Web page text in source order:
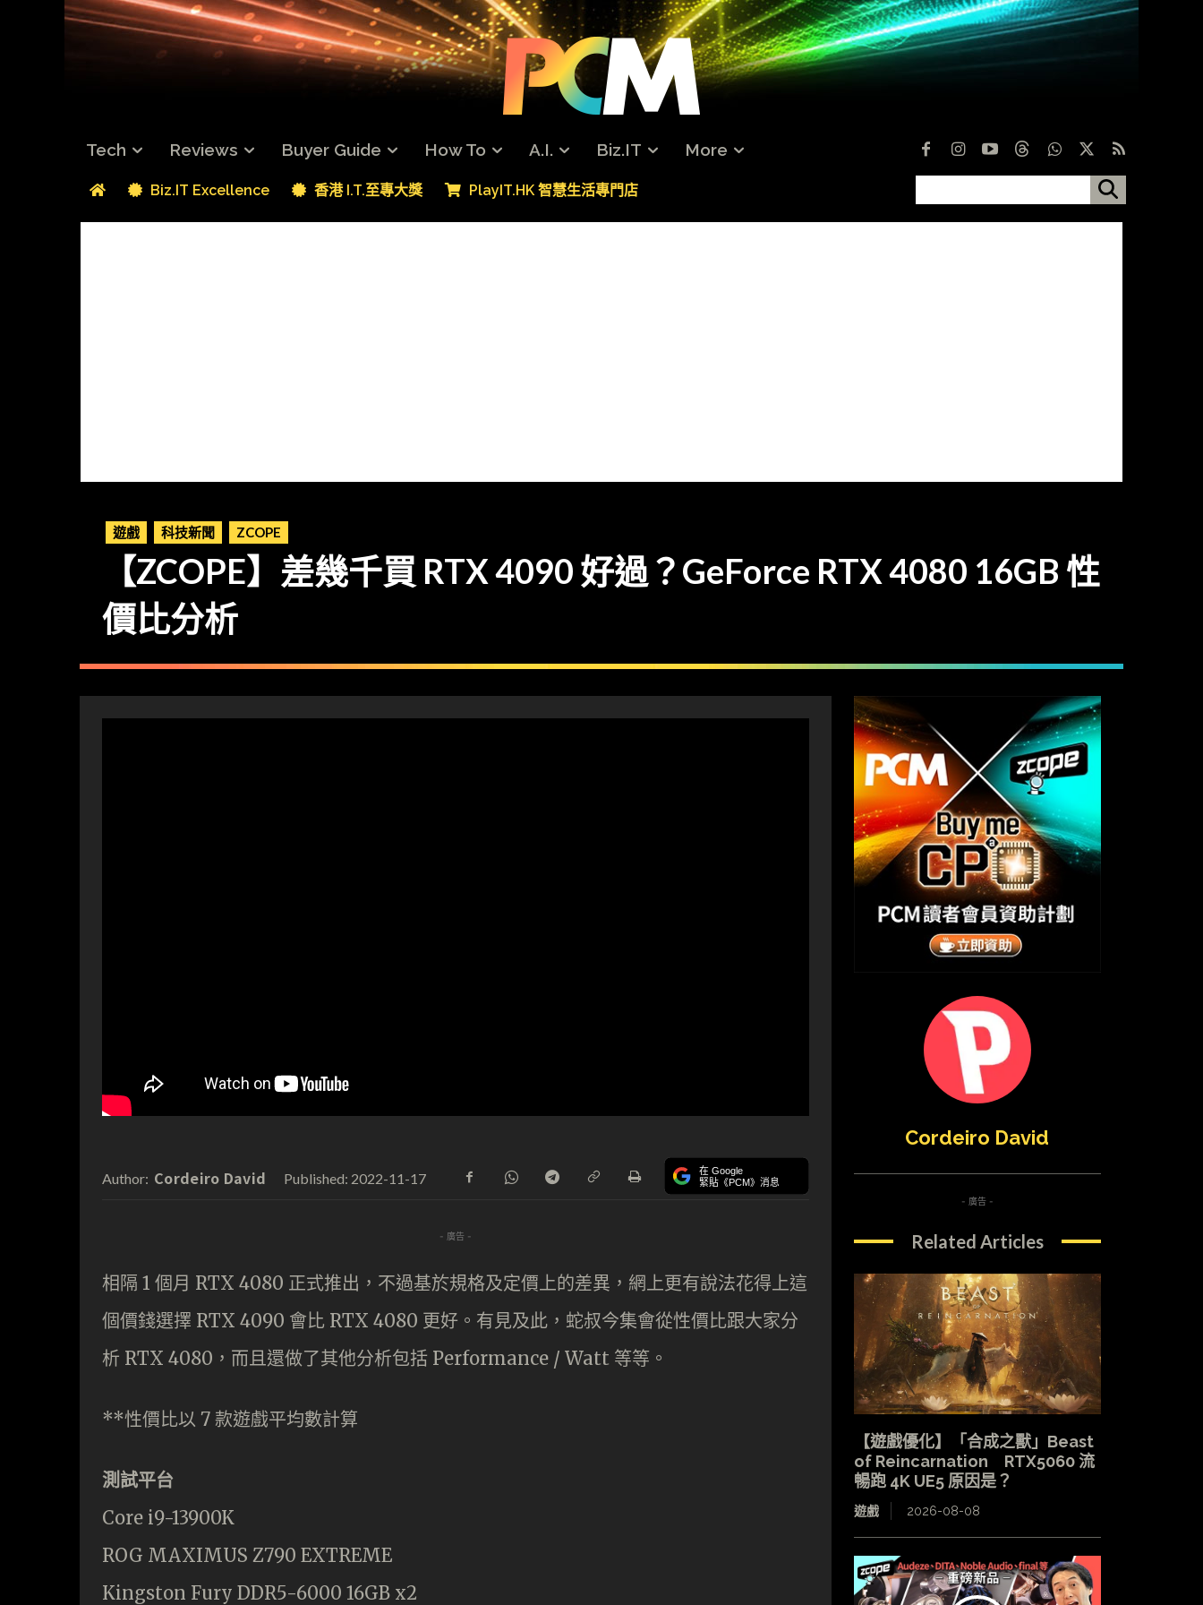
Tech Reviews Buyer Guide How To A.I. Biz.IT More
Biz.IT Excellence 香港 I.T.至專大獎 PlayIT.HK 智慧生活專門店
遊戲 科技新聞 ZCOPE
【ZCOPE】差幾千買 RTX 4090 好過？GeForce RTX 4080 16GB 性
價比分析
Author: Cordeiro David Published: 2022-11-17 在 Google
緊貼《PCM》消息
- 廣告 -
相隔 1 個月 RTX 4080 正式推出，不過基於規格及定價上的差異，網上更有說法花得上這
個價錢選擇 RTX 4090 會比 RTX 4080 更好。有見及此，蛇叔今集會從性價比跟大家分
析 RTX 4080，而且還做了其他分析包括 Performance / Watt 等等。
**性價比以 7 款遊戲平均數計算
測試平台
Core i9-13900K
ROG MAXIMUS Z790 EXTREME
Kingston Fury DDR5-6000 16GB x2
Cordeiro David
- 廣告 -
Related Articles
【遊戲優化】「合成之獸」Beast
of Reincarnation RTX5060 流
暢跑 4K UE5 原因是？
遊戲 2026-08-08